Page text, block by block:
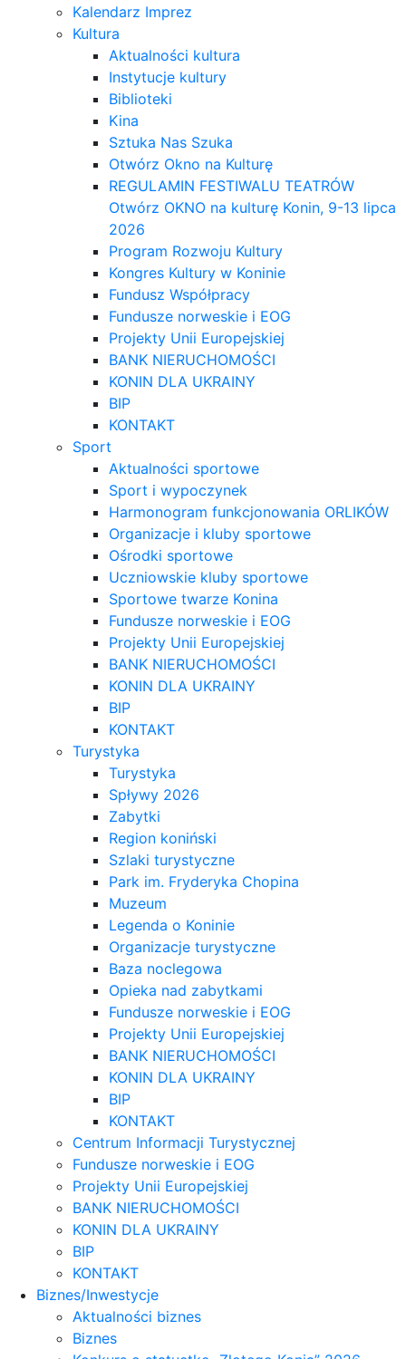
Kalendarz Imprez
Kultura
Aktualności kultura
Instytucje kultury
Biblioteki
Kina
Sztuka Nas Szuka
Otwórz Okno na Kulturę
REGULAMIN FESTIWALU TEATRÓW
Otwórz OKNO na kulturę Konin, 9-13 lipca
2026
Program Rozwoju Kultury
Kongres Kultury w Koninie
Fundusz Współpracy
Fundusze norweskie i EOG
Projekty Unii Europejskiej
BANK NIERUCHOMOŚCI
KONIN DLA UKRAINY
BIP
KONTAKT
Sport
Aktualności sportowe
Sport i wypoczynek
Harmonogram funkcjonowania ORLIKÓW
Organizacje i kluby sportowe
Ośrodki sportowe
Uczniowskie kluby sportowe
Sportowe twarze Konina
Fundusze norweskie i EOG
Projekty Unii Europejskiej
BANK NIERUCHOMOŚCI
KONIN DLA UKRAINY
BIP
KONTAKT
Turystyka
Turystyka
Spływy 2026
Zabytki
Region koniński
Szlaki turystyczne
Park im. Fryderyka Chopina
Muzeum
Legenda o Koninie
Organizacje turystyczne
Baza noclegowa
Opieka nad zabytkami
Fundusze norweskie i EOG
Projekty Unii Europejskiej
BANK NIERUCHOMOŚCI
KONIN DLA UKRAINY
BIP
KONTAKT
Centrum Informacji Turystycznej
Fundusze norweskie i EOG
Projekty Unii Europejskiej
BANK NIERUCHOMOŚCI
KONIN DLA UKRAINY
BIP
KONTAKT
Biznes/Inwestycje
Aktualności biznes
Biznes